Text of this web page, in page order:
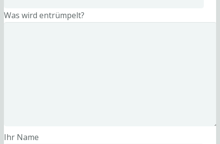
Was wird entrümpelt?
Ihr Name